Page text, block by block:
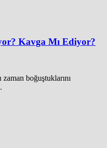
Kavga Mı Ediyor?
boğuştuklarını